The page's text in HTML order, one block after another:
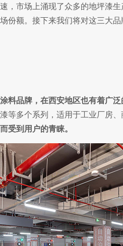
市场上涌现了众多的地坪漆生
份额。接下来我们将对这三大
料品牌，在西安地区也有着广
等多个系列，适用于工业厂房
受到用户的青睐。